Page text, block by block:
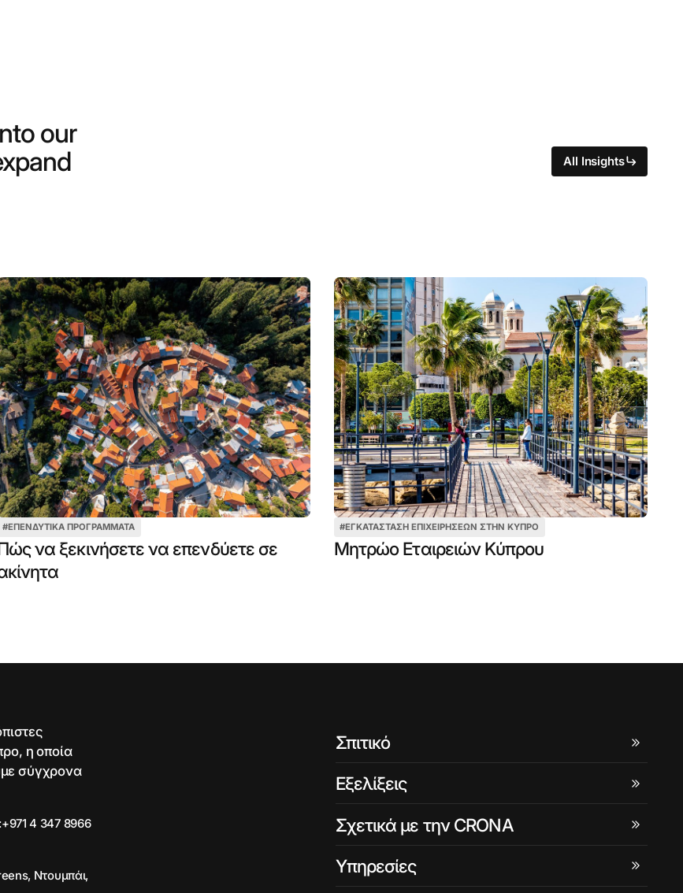
our
All Insights
#ΕΠΕΝΔΥΤΙΚΆ ΠΡΟΓΡΆΜΜΑΤΑ
να ξεκινήσετε να επενδύετε σε
#ΕΓΚΑΤΆΣΤΑΣΗ ΕΠΙΧΕΙΡΉΣΕΩΝ ΣΤΗΝ ΚΎΠΡΟ
Μητρώο Εταιρειών Κύπρου
η οποία
σύγχρονα
+971 4 347 8966
Ντουμπάι,
Σπιτικό
Εξελίξεις
Σχετικά με την CRONA
Υπηρεσίες